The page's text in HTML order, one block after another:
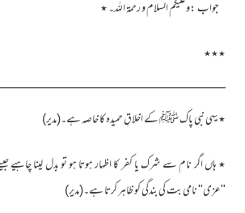
جواب :وعلیکم السلام و رحمۃ اللہ۔ ٭
٭٭٭
٭ یہی نبی پاک ﷺ کے اخلاقِ حمیدہ کا خاصہ ہے۔(مدیر)
٭ ہاں اگر نام سے شرک یا کفر کا اظہار ہوتا ہو تو بدل لینا چاہیے
"عزی" نامی بت کی بندگی کو ظاہر کرتا ہے۔(مدیر)